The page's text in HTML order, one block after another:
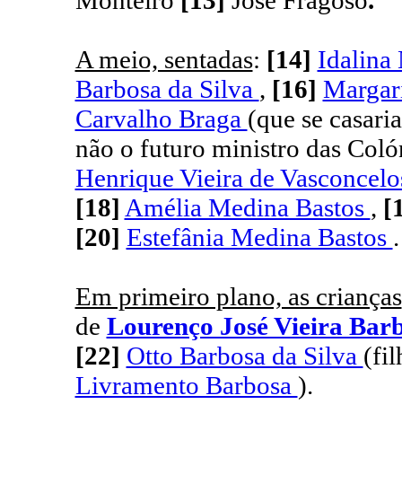
A meio, sentadas: [14] Idalina
Barbosa da Silva , [16]
Carvalho Braga (que se
não o futuro ministro das
Henrique Vieira de
[18] Amélia Medina Bastos ,
[20] Estefânia Medina Bastos .
Em primeiro plano, as crianças
de Lourenço José Vieira
[22] Otto Barbosa da Silva
Livramento Barbosa ).